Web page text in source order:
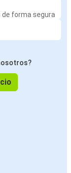
forma segura